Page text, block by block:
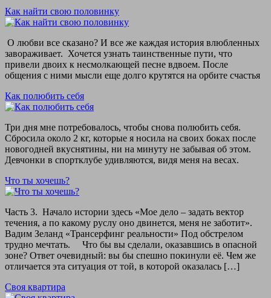
Как найти свою половинку
О любви все сказано? И все же каждая история влюбленных
завораживает. Хочется узнать таинственные пути, что
привели двоих к несмолкающей песне вдвоем. После
общения с ними мысли еще долго крутятся на орбите счастья
Как полюбить себя
Три дня мне потребовалось, чтобы снова полюбить себя.
Сбросила около 2 кг, которые я носила на своих боках после
новогодней вкуснятины, ни на минуту не забывая об этом.
Девчонки в спортклубе удивляются, видя меня на весах.
Что ты хочешь?
Часть 3. Начало истории здесь «Мое дело – задать вектор
течения, а по какому руслу оно двинется, меня не заботит».
Вадим Зеланд «Трансерфинг реальности» Под обстрелом
трудно мечтать. Что бы вы сделали, оказавшись в опасной
зоне? Ответ очевидный: вы бы спешно покинули её. Чем же
отличается эта ситуация от той, в которой оказалась […]
Своя квартира